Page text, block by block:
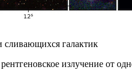
галактик
излучение от